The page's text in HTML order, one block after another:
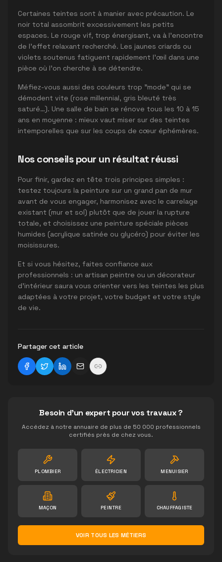
Certaines teintes sont à manier avec précaution. Le
noir total assombrit excessivement les petits
espaces. Le rouge vif, trop énergisant, va à l'encontre
de l'effet relaxant recherché. Les jaunes criards ou
violets soutenus fatiguent rapidement l'œil dans une
pièce où l'on cherche à se détendre.
Méfiez-vous aussi des couleurs trop "mode" qui se
démodent vite (rose millennial, gris bleuté très
saturé…). Une salle de bain se rénove tous les 10 à 15
ans en moyenne : mieux vaut miser sur des teintes
intemporelles que sur les coups de cœur éphémères.
Nos conseils pour un résultat réussi
Pour finir, gardez en tête trois principes simples :
testez toujours la peinture sur un grand pan de mur
avant de vous engager, harmonisez avec le carrelage
existant (mur et sol) plutôt que de jouer la rupture
totale, et choisissez une peinture spéciale pièces
humides (acrylique satinée ou glycéro) pour éviter les
moisissures.
Et si vous hésitez, faites confiance aux
professionnels : un artisan peintre ou un décorateur
d'intérieur saura vous orienter vers les teintes les plus
adaptées à votre projet, votre budget et votre style
de vie.
Partager cet article
Besoin d'un expert pour vos travaux ?
Accédez à notre annuaire de plus de 50 000 professionnels
certifiés près de chez vous.
PLOMBIER ÉLECTRICIEN MENUISIER
MAÇON PEINTRE CHAUFFAGISTE
VOIR TOUS LES MÉTIERS